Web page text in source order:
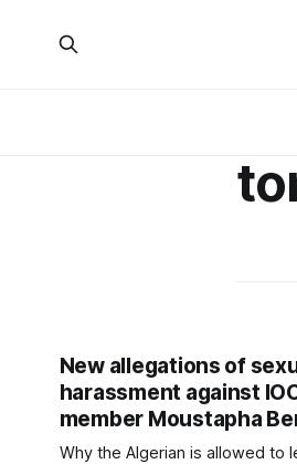
New allegations of
harassment against
member Moustapha
Why the Algerian is allowed to